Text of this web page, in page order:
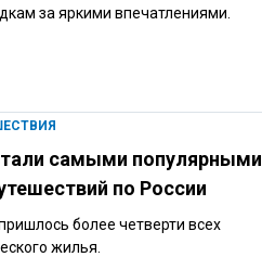
за яркими впечатлениями.
самыми популярными
по России
более четверти всех
жилья.